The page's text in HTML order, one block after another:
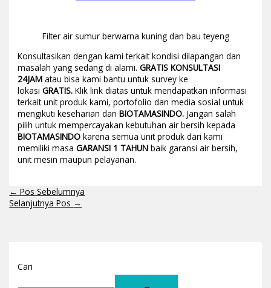
Filter air sumur berwarna kuning dan bau teyeng
Konsultasikan dengan kami terkait kondisi dilapangan dan
masalah yang sedang di alami.GRATIS KONSULTASI
24JAMatau bisa kami bantu untuk survey ke
lokasiGRATIS.Klik link diatas untuk mendapatkan informasi
terkait unit produk kami, portofolio dan media sosial untuk
mengikuti keseharian dariBIOTAMASINDO. Jangan salah
pilih untuk mempercayakan kebutuhan air bersih kepada
BIOTAMASINDOkarena semua unit produk dari kami
memiliki masaGARANSI 1 TAHUNbaik garansi air bersih,
unit mesin maupun pelayanan.
← Pos Sebelumnya
Selanjutnya Pos →
Cari